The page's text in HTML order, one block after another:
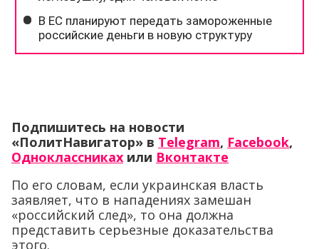
Подпишитесь на новости
«ПолитНавигатор» в Telegram, Facebook,
Одноклассниках или Вконтакте
По его словам, если украинская власть
заявляет, что в нападениях замешан
«российский след», то она должна
представить серьезные доказательства
этого.